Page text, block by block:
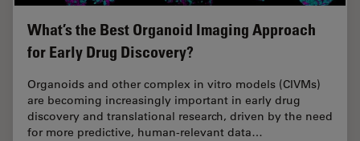
What’s the Best Organoid Imaging Approach
for Early Drug Discovery?
Organoids and other complex in vitro models (CIVMs)
are becoming increasingly important in early drug
discovery and translational research, driven by the need
for more predictive, human-relevant data…